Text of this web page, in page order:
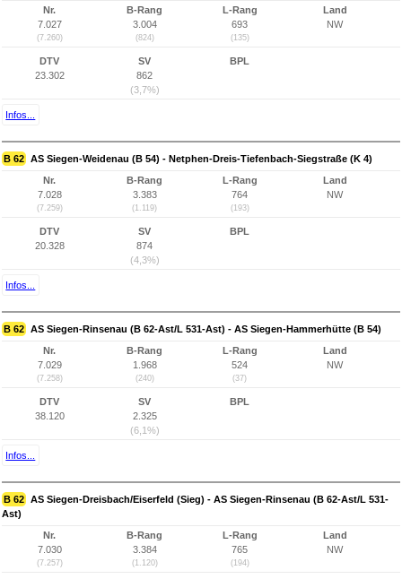
Nr.
7.027
(7.260)
B-Rang
3.004
(824)
L-Rang
693
(135)
Land
NW
DTV
23.302
SV
862
(3,7%)
BPL
Infos...
B 62 AS Siegen-Weidenau (B 54) - Netphen-Dreis-Tiefenbach-Siegstraße (K 4)
Nr.
7.028
(7.259)
B-Rang
3.383
(1.119)
L-Rang
764
(193)
Land
NW
DTV
20.328
SV
874
(4,3%)
BPL
Infos...
B 62 AS Siegen-Rinsenau (B 62-Ast/L 531-Ast) - AS Siegen-Hammerhütte (B 54)
Nr.
7.029
(7.258)
B-Rang
1.968
(240)
L-Rang
524
(37)
Land
NW
DTV
38.120
SV
2.325
(6,1%)
BPL
Infos...
B 62 AS Siegen-Dreisbach/Eiserfeld (Sieg) - AS Siegen-Rinsenau (B 62-Ast/L 531-
Ast)
Nr.
7.030
(7.257)
B-Rang
3.384
(1.120)
L-Rang
765
(194)
Land
NW